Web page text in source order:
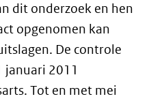
dit onderzoek en hen
opgenomen kan
De controle
januari 2011
Tot en met mei